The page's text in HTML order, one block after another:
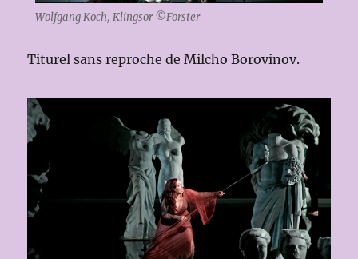
Wolfgang Koch, Klingsor ©Forster
Titurel sans reproche de Milcho Borovinov.